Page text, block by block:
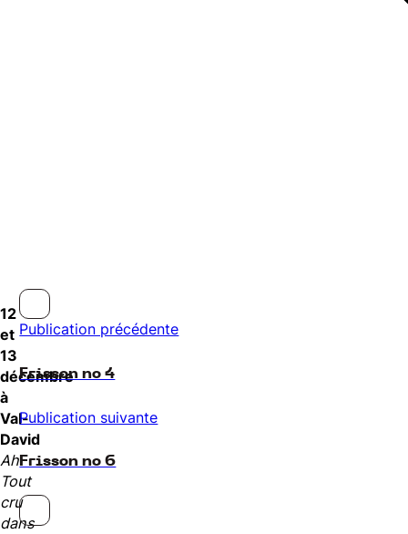
12
et
13
décembre
à
Val-
David
Ah
Tout
cru
dans
Publication précédente
Frisson no 4
Publication suivante
Frisson no 6